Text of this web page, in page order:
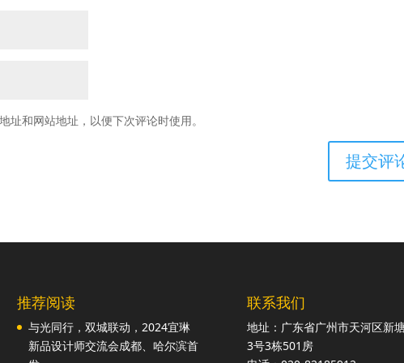
和网站地址，以便下次评论时使用。
推荐阅读
与光同行，双城联动，2024宜琳
新品设计师交流会成都、哈尔滨首
联系我们
地址：广东省广州市天河区新
3号3栋501房